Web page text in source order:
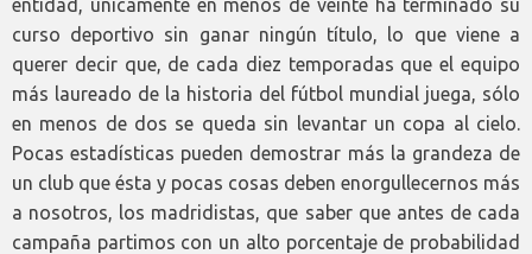
entidad, únicamente en menos de veinte ha terminado su
curso deportivo sin ganar ningún título, lo que viene a
querer decir que, de cada diez temporadas que el equipo
más laureado de la historia del fútbol mundial juega, sólo
en menos de dos se queda sin levantar un copa al cielo.
Pocas estadísticas pueden demostrar más la grandeza de
un club que ésta y pocas cosas deben enorgullecernos más
a nosotros, los madridistas, que saber que antes de cada
campaña partimos con un alto porcentaje de probabilidad